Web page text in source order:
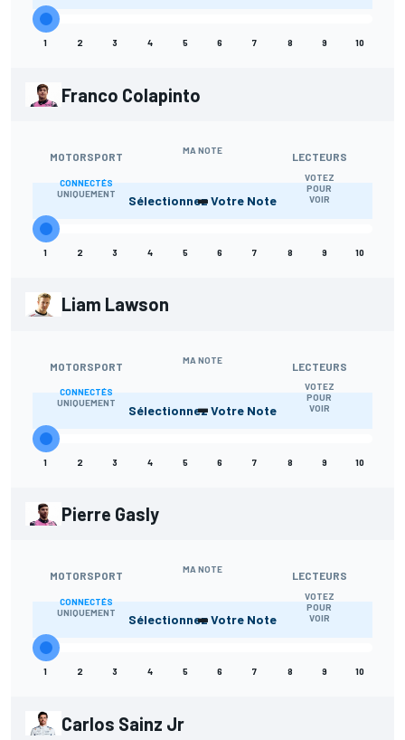
1 2 3 4 5 6 7 8 9 10
Franco Colapinto
MOTORSPORT
CONNECTÉS
UNIQUEMENT
MA NOTE
-
LECTEURS
VOTEZ
POUR
VOIR
Sélectionnez Votre Note
1 2 3 4 5 6 7 8 9 10
Liam Lawson
MOTORSPORT
CONNECTÉS
UNIQUEMENT
MA NOTE
-
LECTEURS
VOTEZ
POUR
VOIR
Sélectionnez Votre Note
1 2 3 4 5 6 7 8 9 10
Pierre Gasly
MOTORSPORT
CONNECTÉS
UNIQUEMENT
MA NOTE
-
LECTEURS
VOTEZ
POUR
VOIR
Sélectionnez Votre Note
1 2 3 4 5 6 7 8 9 10
Carlos Sainz Jr